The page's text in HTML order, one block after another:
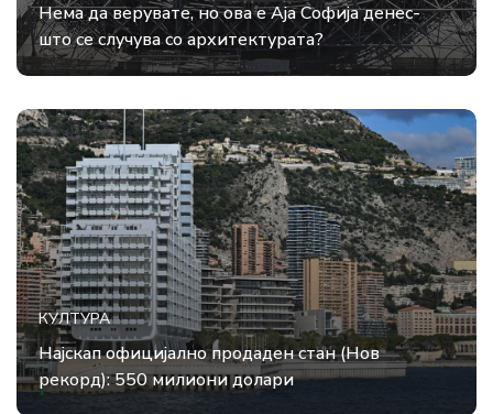
Нема да верувате, но ова е Аја Софија денес-
што се случува со архитектурата?
КУЛТУРА
Најскап официјално продаден стан (Нов
рекорд): 550 милиони долари